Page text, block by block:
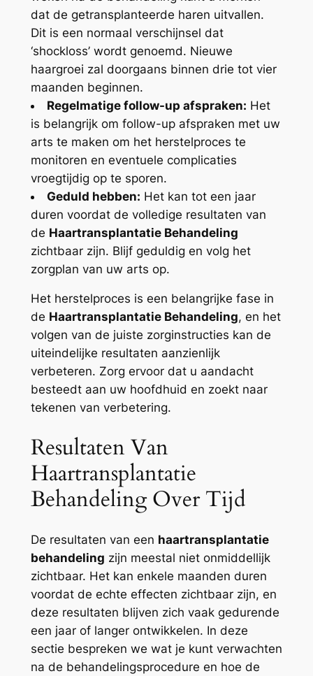
dat de getransplanteerde haren uitvallen.
Dit is een normaal verschijnsel dat
‘shockloss’ wordt genoemd. Nieuwe
haargroei zal doorgaans binnen drie tot vier
maanden beginnen.
Regelmatige follow-up afspraken: Het
is belangrijk om follow-up afspraken met uw
arts te maken om het herstelproces te
monitoren en eventuele complicaties
vroegtijdig op te sporen.
Geduld hebben: Het kan tot een jaar
duren voordat de volledige resultaten van
de Haartransplantatie Behandeling
zichtbaar zijn. Blijf geduldig en volg het
zorgplan van uw arts op.
Het herstelproces is een belangrijke fase in
de Haartransplantatie Behandeling, en het
volgen van de juiste zorginstructies kan de
uiteindelijke resultaten aanzienlijk
verbeteren. Zorg ervoor dat u aandacht
besteedt aan uw hoofdhuid en zoekt naar
tekenen van verbetering.
Resultaten Van
Haartransplantatie
Behandeling Over Tijd
De resultaten van een haartransplantatie
behandeling zijn meestal niet onmiddellijk
zichtbaar. Het kan enkele maanden duren
voordat de echte effecten zichtbaar zijn, en
deze resultaten blijven zich vaak gedurende
een jaar of langer ontwikkelen. In deze
sectie bespreken we wat je kunt verwachten
na de behandelingsprocedure en hoe de